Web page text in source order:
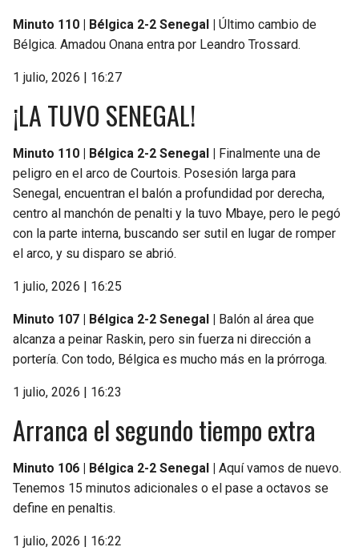
Minuto 110 | Bélgica 2-2 Senegal | Último cambio de
Bélgica. Amadou Onana entra por Leandro Trossard.
1 julio, 2026 | 16:27
¡LA TUVO SENEGAL!
Minuto 110 | Bélgica 2-2 Senegal | Finalmente una de
peligro en el arco de Courtois. Posesión larga para
Senegal, encuentran el balón a profundidad por derecha,
centro al manchón de penalti y la tuvo Mbaye, pero le pegó
con la parte interna, buscando ser sutil en lugar de romper
el arco, y su disparo se abrió.
1 julio, 2026 | 16:25
Minuto 107 | Bélgica 2-2 Senegal | Balón al área que
alcanza a peinar Raskin, pero sin fuerza ni dirección a
portería. Con todo, Bélgica es mucho más en la prórroga.
1 julio, 2026 | 16:23
Arranca el segundo tiempo extra
Minuto 106 | Bélgica 2-2 Senegal | Aquí vamos de nuevo.
Tenemos 15 minutos adicionales o el pase a octavos se
define en penaltis.
1 julio, 2026 | 16:22